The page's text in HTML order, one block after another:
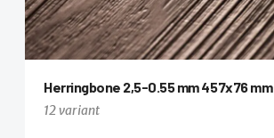
Herringbone 2,5-0.55 mm 457x76 mm
12 variant